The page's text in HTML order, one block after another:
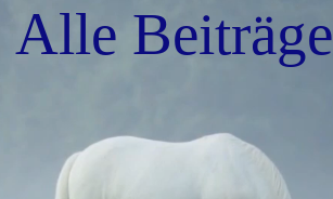
Alle Beiträge